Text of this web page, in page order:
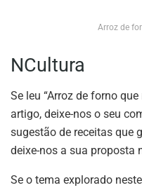
Arroz de
NCultura
Se leu “Arroz de forno
artigo, deixe-nos o seu
sugestão de receitas que
deixe-nos a sua proposta
Se o tema explorado